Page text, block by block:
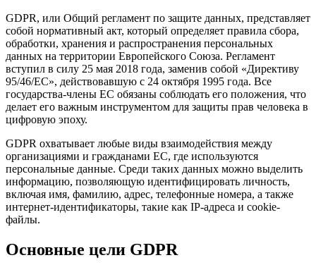
GDPR, или Общий регламент по защите данных, представляет
собой нормативный акт, который определяет правила сбора,
обработки, хранения и распространения персональных
данных на территории Европейского Союза. Регламент
вступил в силу 25 мая 2018 года, заменив собой «Директиву
95/46/ЕС», действовавшую с 24 октября 1995 года. Все
государства-члены ЕС обязаны соблюдать его положения, что
делает его важным инструментом для защиты прав человека в
цифровую эпоху.
GDPR охватывает любые виды взаимодействия между
организациями и гражданами ЕС, где используются
персональные данные. Среди таких данных можно выделить
информацию, позволяющую идентифицировать личность,
включая имя, фамилию, адрес, телефонные номера, а также
интернет-идентификаторы, такие как IP-адреса и cookie-
файлы.
Основные цели GDPR